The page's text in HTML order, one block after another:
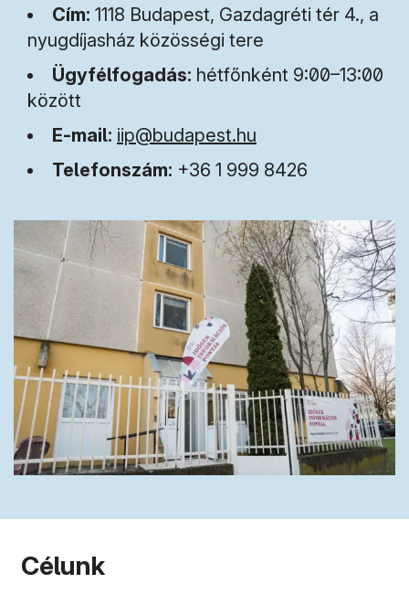
Cím: 1118 Budapest, Gazdagréti tér 4., a
nyugdíjasház közösségi tere
Ügyfélfogadás: hétfőnként 9:00–13:00
között
E-mail: (új ablakban nyílik meg)
iip@budapest.hu
Telefonszám: +36 1 999 8426
Célunk